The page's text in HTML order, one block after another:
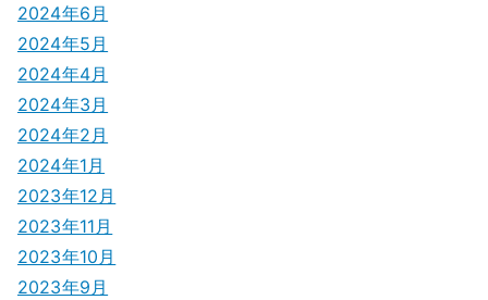
2024年6月
2024年5月
2024年4月
2024年3月
2024年2月
2024年1月
2023年12月
2023年11月
2023年10月
2023年9月